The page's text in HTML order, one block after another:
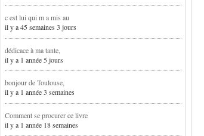
c est lui qui m a mis au
il y a 45 semaines 3 jours
dédicace à ma tante,
il y a 1 année 5 jours
bonjour de Toulouse,
il y a 1 année 3 semaines
Comment se procurer ce livre
il y a 1 année 18 semaines